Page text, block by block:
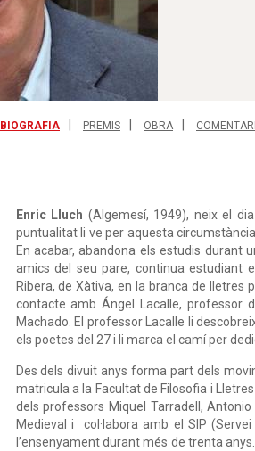
BIOGRAFIA PREMIS OBRA
Enric Lluch (Algemesí, 1949), neix el
puntualitat li ve per aquesta
En acabar, abandona els estudis durant
amics del seu pare, continua estudiant
Ribera, de Xàtiva, en la branca de lletres
contacte amb Ángel Lacalle, professor
Machado. El professor Lacalle li
els poetes del 27 i li marca el camí per
Des dels divuit anys forma part dels
matricula a la Facultat de Filosofia i
dels professors Miquel Tarradell,
Medieval i col·labora amb el SIP
l’ensenyament durant més de trenta